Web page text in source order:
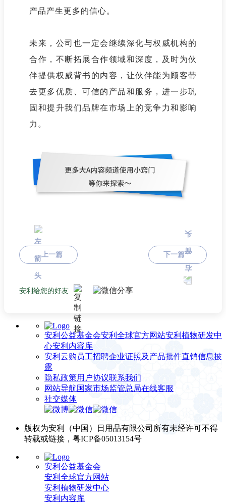
产品产生更多的信心。
未来，公司也一定会继续深化与权威机构的
合作，不断拓展合作领域和深度，及时为伙
伴提供权威背书的内容，让伙伴能为顾客带
去更多优质、可信的产品和服务，进一步巩
固和提升我们品牌在市场上的竞争力和影响
力。
上一篇 下一篇
安利给您的好友
安利公益基金会安利全球官方网站安利植物研发中
心安利内容库
安利云购 员工招聘企业证照及产品批件直销信息披
露
隐私政策用户协议联系我们
网站导航国家市场监管总局在线客服
社交媒体
版权为安利（中国）日用品有限公司所有未经许可不得
转载或链接，粤ICP备05013154号
安利公益基金会
安利全球官方网站
安利植物研发中心
安利内容库